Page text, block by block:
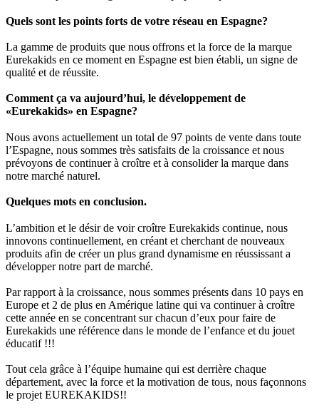
Quels sont les points forts de votre réseau en Espagne?
La gamme de produits que nous offrons et la force de la marque
Eurekakids en ce moment en Espagne est bien établi, un signe de
qualité et de réussite.
Comment ça va aujourd’hui, le développement de
«Eurekakids» en Espagne?
Nous avons actuellement un total de 97 points de vente dans toute
l’Espagne, nous sommes très satisfaits de la croissance et nous
prévoyons de continuer à croître et à consolider la marque dans
notre marché naturel.
Quelques mots en conclusion.
L’ambition et le désir de voir croître Eurekakids continue, nous
innovons continuellement, en créant et cherchant de nouveaux
produits afin de créer un plus grand dynamisme en réussissant a
développer notre part de marché.
Par rapport à la croissance, nous sommes présents dans 10 pays en
Europe et 2 de plus en Amérique latine qui va continuer à croître
cette année en se concentrant sur chacun d’eux pour faire de
Eurekakids une référence dans le monde de l’enfance et du jouet
éducatif !!!
Tout cela grâce à l’équipe humaine qui est derrière chaque
département, avec la force et la motivation de tous, nous façonnons
le projet EUREKAKIDS!!